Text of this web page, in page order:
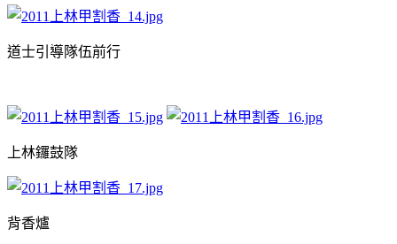
道士引導隊伍前行
上林鑼鼓隊
背香爐